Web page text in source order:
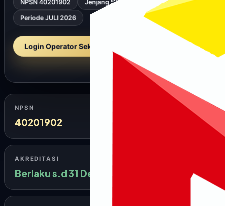
NPSN 40201902 Jenjang SD Status Negeri
Login Operator Sekolah →
NPSN
40201902
AKREDITASI
Berlaku s.d 31 Desember 2028